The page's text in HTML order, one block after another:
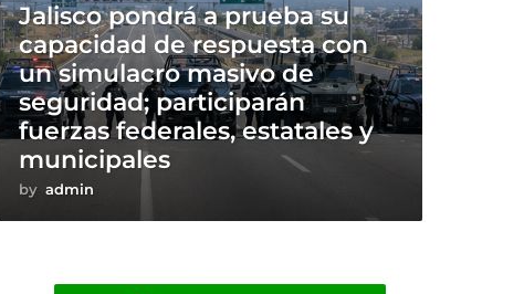
Jalisco pondrá a prueba su
capacidad de respuesta con
un simulacro masivo de
seguridad; participarán
fuerzas federales, estatales y
municipales
by admin